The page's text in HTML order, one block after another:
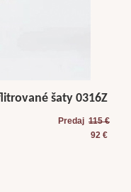
šaty 0316Z
Predaj 115 €
92 €